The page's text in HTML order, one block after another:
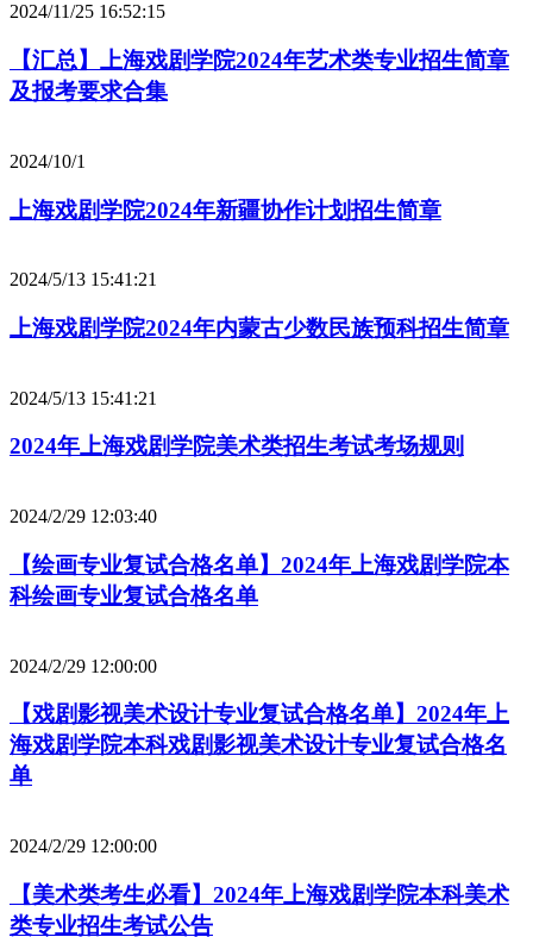
2024/11/25 16:52:15
【汇总】上海戏剧学院2024年艺术类专业招生简章
及报考要求合集
2024/10/1
上海戏剧学院2024年新疆协作计划招生简章
2024/5/13 15:41:21
上海戏剧学院2024年内蒙古少数民族预科招生简章
2024/5/13 15:41:21
2024年上海戏剧学院美术类招生考试考场规则
2024/2/29 12:03:40
【绘画专业复试合格名单】2024年上海戏剧学院本
科绘画专业复试合格名单
2024/2/29 12:00:00
【戏剧影视美术设计专业复试合格名单】2024年上
海戏剧学院本科戏剧影视美术设计专业复试合格名
单
2024/2/29 12:00:00
【美术类考生必看】2024年上海戏剧学院本科美术
类专业招生考试公告